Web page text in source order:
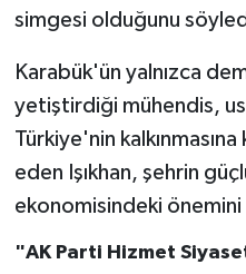
simgesi olduğunu
Karabük'ün yalnızca
yetiştirdiği mühendis,
Türkiye'nin
eden Işıkhan, şehrin
ekonomisindeki
"AK Parti Hizmet